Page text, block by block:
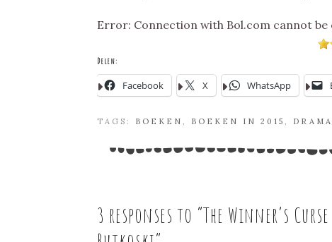
Error: Connection with Bol.com cannot be
Delen:
Facebook X WhatsApp
TAGS: BOEKEN , BOEKEN IN 2015 , DRAMA
3 responses to “The Winner’s